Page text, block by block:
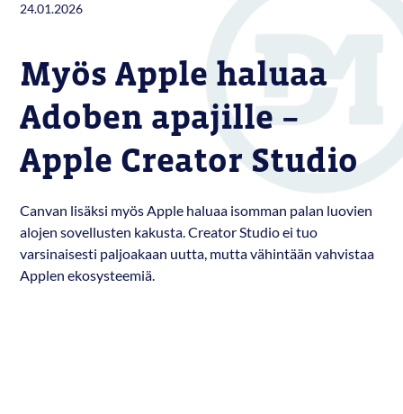
24.01.2026
Myös Apple haluaa
Adoben apajille –
Apple Creator Studio
Canvan lisäksi myös Apple haluaa isomman palan luovien
alojen sovellusten kakusta. Creator Studio ei tuo
varsinaisesti paljoakaan uutta, mutta vähintään vahvistaa
Applen ekosysteemiä.